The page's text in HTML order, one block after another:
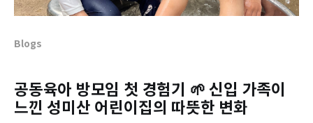
Blogs
공동육아 방모임 첫 경험기 🌱 신입 가족이
느낀 성미산 어린이집의 따뜻한 변화